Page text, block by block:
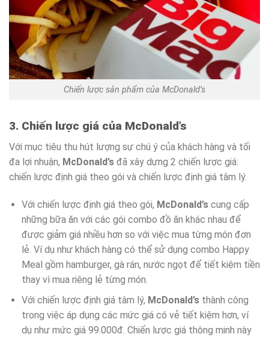
Chiến lược sản phẩm của McDonald’s
3. Chiến lược giá của McDonald’s
Với mục tiêu thu hút lượng sự chú ý của khách hàng và tối
đa lợi nhuận, McDonald’s đã xây dựng 2 chiến lược giá:
chiến lược định giá theo gói và chiến lược định giá tâm lý.
Với chiến lược định giá theo gói, McDonald’scung cấp
những bữa ăn với các gói combo đồ ăn khác nhau để
được giảm giá nhiều hơn so với việc mua từng món đơn
lẻ. Ví dụ như khách hàng có thể sử dụng combo Happy
Meal gồm hamburger, gà rán, nước ngọt để tiết kiệm tiền
thay vì mua riêng lẻ từng món.
Với chiến lược định giá tâm lý, McDonald’sthành công
trong việc áp dụng các mức giá có vẻ tiết kiệm hơn, ví
dụ như mức giá 99.000đ. Chiến lược giá thông minh này